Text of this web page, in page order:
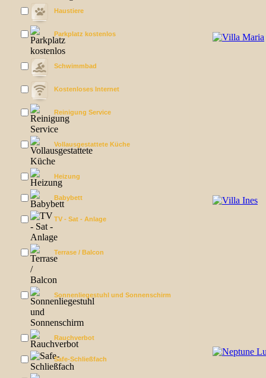
Haustiere
Parkplatz kostenlos
Schwimmbad
Kostenloses Internet
Reinigung Service
Vollausgestattete Küche
Heizung
Babybett
TV - Sat - Anlage
Terrase / Balcon
Sonnenliegestuhl und Sonnenschirm
Rauchverbot
Safe-Schließfach